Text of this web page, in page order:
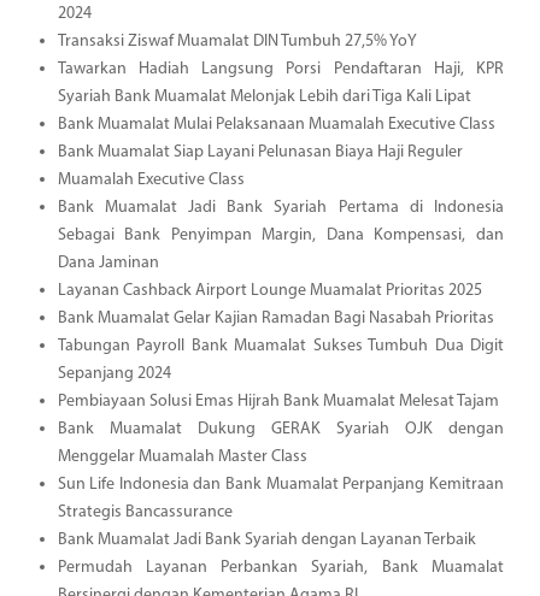
2024
Transaksi Ziswaf Muamalat DIN Tumbuh 27,5% YoY
Tawarkan Hadiah Langsung Porsi Pendaftaran Haji, KPR
Syariah Bank Muamalat Melonjak Lebih dari Tiga Kali Lipat
Bank Muamalat Mulai Pelaksanaan Muamalah Executive Class
Bank Muamalat Siap Layani Pelunasan Biaya Haji Reguler
Muamalah Executive Class
Bank Muamalat Jadi Bank Syariah Pertama di Indonesia
Sebagai Bank Penyimpan Margin, Dana Kompensasi, dan
Dana Jaminan
Layanan Cashback Airport Lounge Muamalat Prioritas 2025
Bank Muamalat Gelar Kajian Ramadan Bagi Nasabah Prioritas
Tabungan Payroll Bank Muamalat Sukses Tumbuh Dua Digit
Sepanjang 2024
Pembiayaan Solusi Emas Hijrah Bank Muamalat Melesat Tajam
Bank Muamalat Dukung GERAK Syariah OJK dengan
Menggelar Muamalah Master Class
Sun Life Indonesia dan Bank Muamalat Perpanjang Kemitraan
Strategis Bancassurance
Bank Muamalat Jadi Bank Syariah dengan Layanan Terbaik
Permudah Layanan Perbankan Syariah, Bank Muamalat